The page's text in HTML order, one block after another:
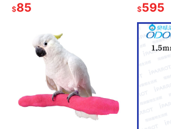
$85
寵物生活
$595